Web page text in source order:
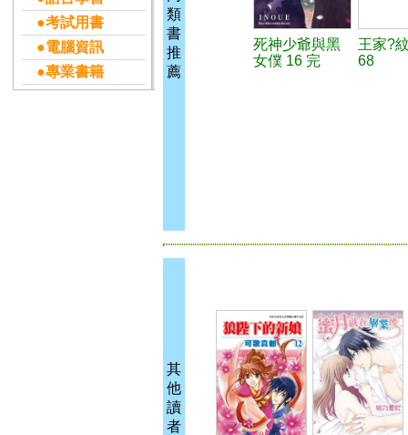
●考試用書
●電腦資訊
●專業書籍
類
書
推
薦
死神少爺與黑
女僕 16 完
王家?
68
其
他
讀
者